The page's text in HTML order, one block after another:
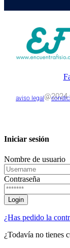
aviso legal –
Iniciar sesión
Nombre de usuario
Contraseña
¿Has pedido la
¿Todavía no tienes